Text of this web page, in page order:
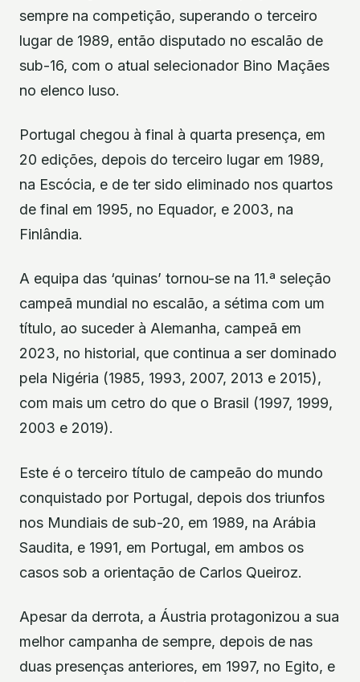
sempre na competição, superando o terceiro
lugar de 1989, então disputado no escalão de
sub-16, com o atual selecionador Bino Maçães
no elenco luso.
Portugal chegou à final à quarta presença, em
20 edições, depois do terceiro lugar em 1989,
na Escócia, e de ter sido eliminado nos quartos
de final em 1995, no Equador, e 2003, na
Finlândia.
A equipa das ‘quinas’ tornou-se na 11.ª seleção
campeã mundial no escalão, a sétima com um
título, ao suceder à Alemanha, campeã em
2023, no historial, que continua a ser dominado
pela Nigéria (1985, 1993, 2007, 2013 e 2015),
com mais um cetro do que o Brasil (1997, 1999,
2003 e 2019).
Este é o terceiro título de campeão do mundo
conquistado por Portugal, depois dos triunfos
nos Mundiais de sub-20, em 1989, na Arábia
Saudita, e 1991, em Portugal, em ambos os
casos sob a orientação de Carlos Queiroz.
Apesar da derrota, a Áustria protagonizou a sua
melhor campanha de sempre, depois de nas
duas presenças anteriores, em 1997, no Egito, e